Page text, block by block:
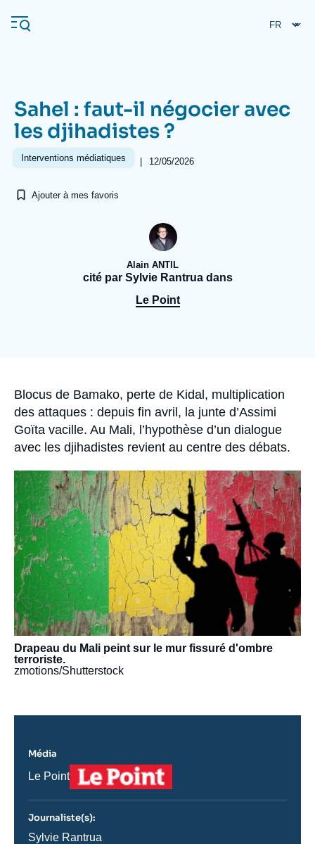
au
contenu
Navigation
principale
L'Ifri
Analyses
Recherches fréquentes
Proche-Orient
Sahel : faut-il négocier avec
les djihadistes ?
Interventions médiatiques | 12/05/2026
Ajouter à mes favoris
Alain ANTIL
cité par Sylvie Rantrua dans
Le Point
Accroche
Blocus de Bamako, perte de Kidal, multiplication
des attaques : depuis fin avril, la junte d’Assimi
Goïta vacille. Au Mali, l’hypothèse d’un dialogue
avec les djihadistes revient au centre des débats.
Image
principale
médiatique
Drapeau du Mali peint sur le mur fissuré d'ombre
terroriste.
zmotions/Shutterstock
Média
Nom
journal,
ou
émission
Le Point
Logo
Journaliste(s):
Journaliste
Sylvie Rantrua